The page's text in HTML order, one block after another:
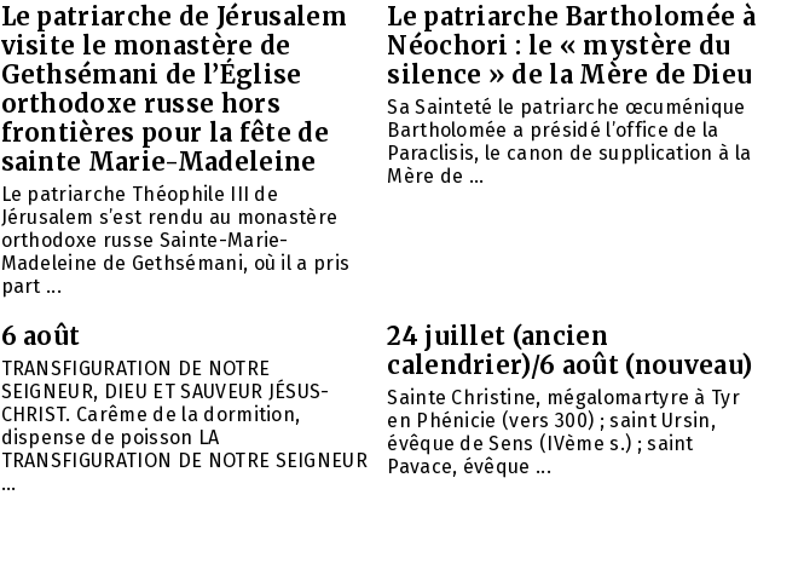
Le patriarche de Jérusalem
visite le monastère de
Gethsémani de l’Église
orthodoxe russe hors
frontières pour la fête de
sainte Marie-Madeleine
Le patriarche Théophile III de
Jérusalem s’est rendu au monastère
orthodoxe russe Sainte-Marie-
Madeleine de Gethsémani, où il a pris
part ...
Le patriarche Bartholomée à
Néochori : le « mystère du
silence » de la Mère de Dieu
Sa Sainteté le patriarche œcuménique
Bartholomée a présidé l’office de la
Paraclisis, le canon de supplication à la
Mère de ...
6 août
TRANSFIGURATION DE NOTRE
SEIGNEUR, DIEU ET SAUVEUR JÉSUS-
CHRIST. Carême de la dormition,
dispense de poisson LA
TRANSFIGURATION DE NOTRE SEIGNEUR
...
24 juillet (ancien
calendrier)/6 août (nouveau)
Sainte Christine, mégalomartyre à Tyr
en Phénicie (vers 300) ; saint Ursin,
évêque de Sens (IVème s.) ; saint
Pavace, évêque ...